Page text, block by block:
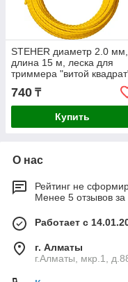
STEHER диаметр 2.0 мм,
длина 15 м, леска для
триммера "витой
740 ₸
Купить
О нас
Рейтинг не
Менее 5 отзывов за
Работает с
г. Алматы
г.Алматы, мкр.1,